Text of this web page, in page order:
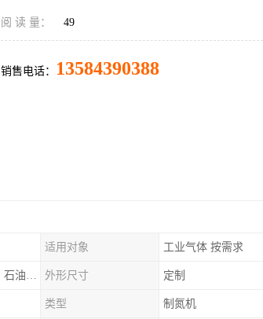
阅 读 量： 49
销售电话： 13584390388
适用对象 工业气体 按需求
机械、电子、化工、玻璃、冶金、食品、石油、电力等行业领域 外形尺寸 定制
类型 制氮机